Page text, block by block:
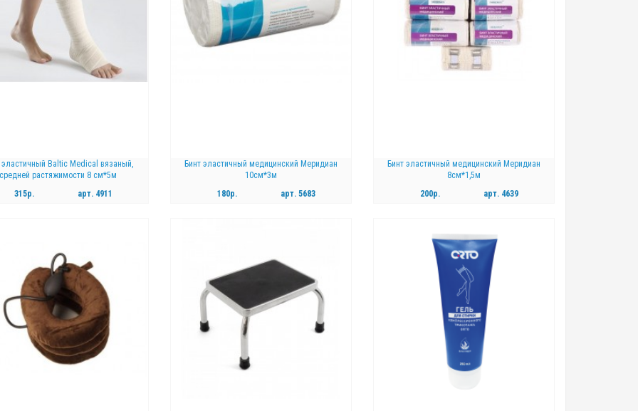
эластичный Baltic Medical вязаный,
растяжимости 8 см*5м
315р.
арт.4911
Бинт эластичный медицинский Меридиан
10см*3м
180р.
арт.5683
Бинт эластичный медицинский Меридиан
8см*1,5м
200р.
арт.4639